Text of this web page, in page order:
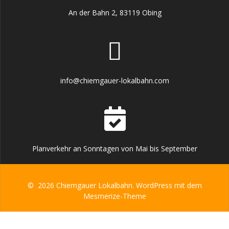
An der Bahn 2, 83119 Obing
info@chiemgauer-lokalbahn.com
Planverkehr an Sonntagen von Mai bis September
© 2026 Chiemgauer Lokalbahn. WordPress mit dem
Mesmerize-Theme